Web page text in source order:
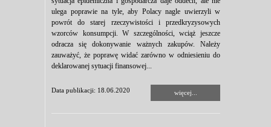
ulega poprawie na tyle, aby Polacy nagle uwierzyli w
powrót do starej rzeczywistości i przedkryzysowych
wzorców konsumpcji. W szczególności, wciąż jeszcze
odracza się dokonywanie ważnych zakupów. Należy
zauważyć, że poprawę widać zarówno w odniesieniu do
deklarowanej sytuacji finansowej...
Data publikacji: 18.06.2020 więcej...